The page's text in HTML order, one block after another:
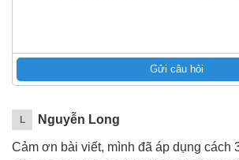
Gửi câu hỏi
L Nguyễn Long
Cảm ơn bài viết, mình đã áp dụng cách